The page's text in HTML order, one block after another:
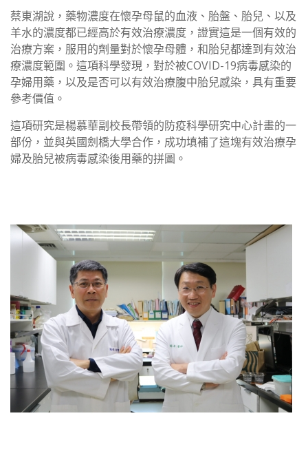
蔡東湖說，藥物濃度在懷孕母鼠的血液、胎盤、胎兒、以及
羊水的濃度都已經高於有效治療濃度，證實這是一個有效的
治療方案，服用的劑量對於懷孕母體，和胎兒都達到有效治
療濃度範圍。這項科學發現，對於被COVID-19病毒感染的
孕婦用藥，以及是否可以有效治療腹中胎兒感染，具有重要
參考價值。
這項研究是楊慕華副校長帶領的防疫科學研究中心計畫的一
部份，並與英國劍橋大學合作，成功填補了這塊有效治療孕
婦及胎兒被病毒感染後用藥的拼圖。